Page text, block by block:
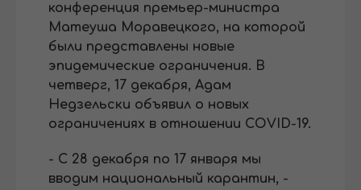
конференция премьер-министра
Матеуша Моравецкого, на которой
были представлены новые
эпидемические ограничения. В
четверг, 17 декабря, Адам
Недзельски объявил о новых
ограничениях в отношении COVID-19.
- С 28 декабря по 17 января мы
вводим национальный карантин, -